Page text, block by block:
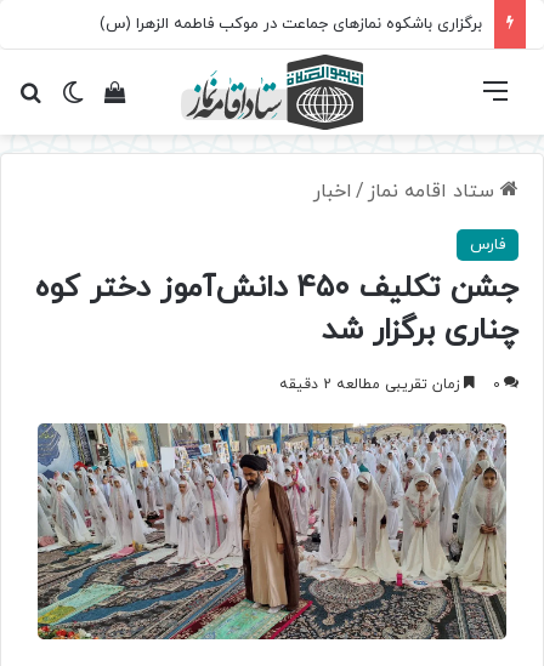
برگزاری باشکوه نمازهای جماعت در موکب فاطمه الزهرا (س)
تغییرمشاهده فهرست
ستاد اقامه نماز / اخبار
فارس
جشن تکلیف ۴۵۰ دانش‌آموز دختر کوه
چناری برگزار شد
0 زمان تقریبی مطالعه 2 دقیقه